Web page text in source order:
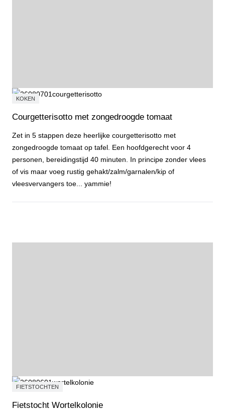
KOKEN
Courgetterisotto met zongedroogde tomaat
Zet in 5 stappen deze heerlijke courgetterisotto met
zongedroogde tomaat op tafel. Een hoofdgerecht voor 4
personen, bereidingstijd 40 minuten. In principe zonder vlees
of vis maar voeg rustig gehakt/zalm/garnalen/kip of
vleesvervangers toe... yammie!
FIETSTOCHTEN
Fietstocht Wortelkolonie